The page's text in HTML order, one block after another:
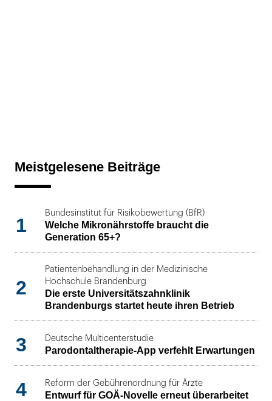
Meistgelesene Beiträge
1
Bundesinstitut für Risikobewertung (BfR)
Welche Mikronährstoffe braucht die
Generation 65+?
2
Patientenbehandlung in der Medizinische
Hochschule Brandenburg
Die erste Universitätszahnklinik
Brandenburgs startet heute ihren Betrieb
3 Deutsche Multicenterstudie
Parodontaltherapie-App verfehlt Erwartungen
4 Reform der Gebührenordnung für Ärzte
Entwurf für GOÄ-Novelle erneut überarbeitet